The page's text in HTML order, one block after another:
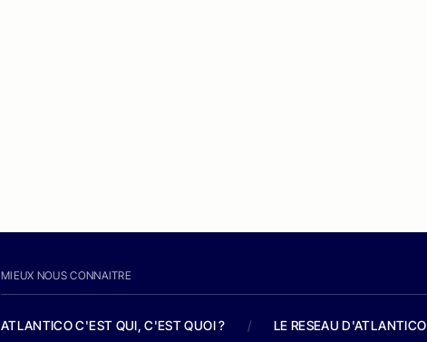
MIEUX NOUS CONNAITRE
ATLANTICO C'EST QUI, C'EST QUOI ? / LE RESEAU D'ATLANTICO